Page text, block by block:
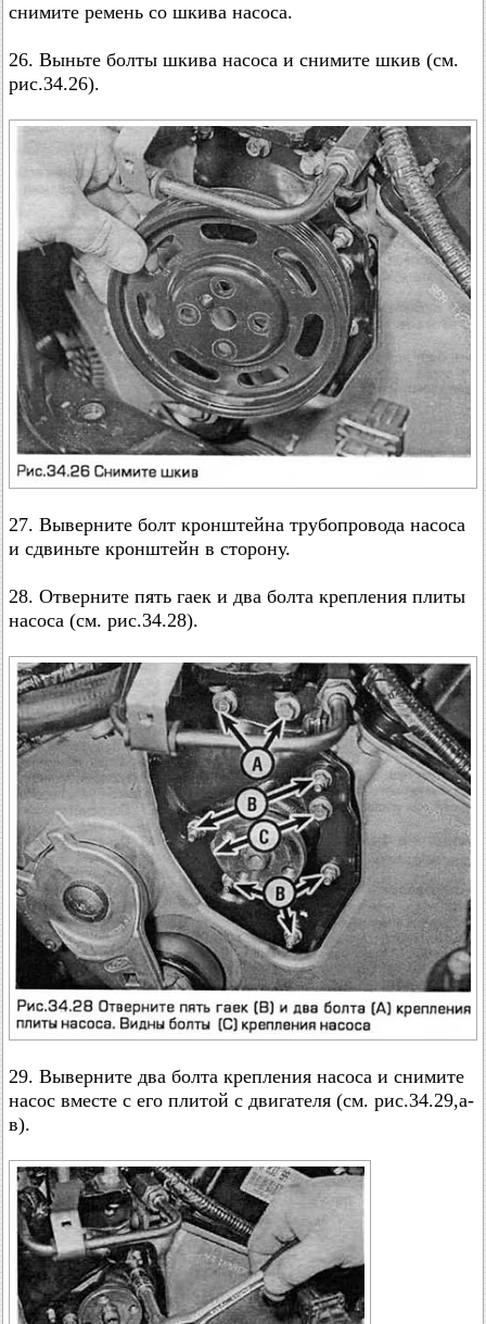
снимите ремень со шкива насоса.
26. Выньте болты шкива насоса и снимите шкив (см.
рис.34.26).
27. Выверните болт кронштейна трубопровода насоса
и сдвиньте кронштейн в сторону.
28. Отверните пять гаек и два болта крепления плиты
насоса (см. рис.34.28).
29. Выверните два болта крепления насоса и снимите
насос вместе с его плитой с двигателя (см. рис.34.29,а-
в).